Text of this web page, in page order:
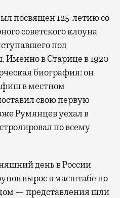
посвящен 125-летию со
советского клоуна
под
в Старице в 1920-
биография: он
в местном
свою первую
Румянцев уехал в
по всему
день в России
вырос в масштабе по
— представления шли